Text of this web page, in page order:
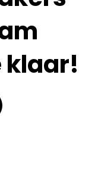
klaar!